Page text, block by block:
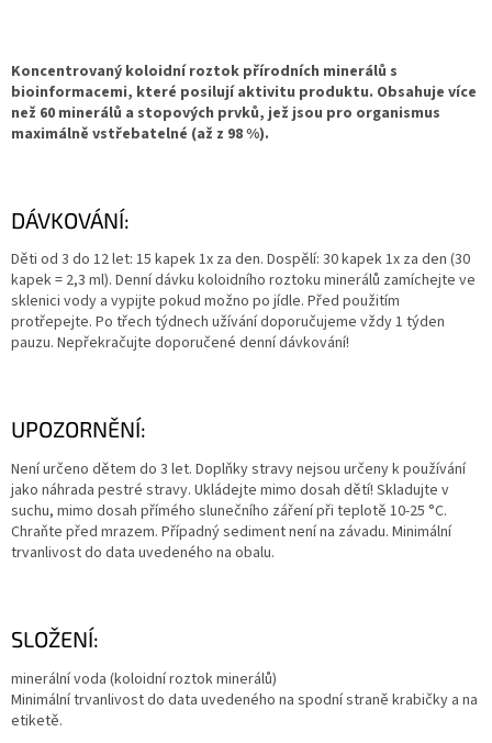
Koncentrovaný koloidní roztok přírodních minerálů s
bioinformacemi, které posilují aktivitu produktu. Obsahuje více
než 60 minerálů a stopových prvků, jež jsou pro organismus
maximálně vstřebatelné (až z 98 %).
DÁVKOVÁNÍ:
Děti od 3 do 12 let: 15 kapek 1x za den. Dospělí: 30 kapek 1x za den (30
kapek = 2,3 ml). Denní dávku koloidního roztoku minerálů zamíchejte ve
sklenici vody a vypijte pokud možno po jídle. Před použitím
protřepejte. Po třech týdnech užívání doporučujeme vždy 1 týden
pauzu. Nepřekračujte doporučené denní dávkování!
UPOZORNĚNÍ:
Není určeno dětem do 3 let. Doplňky stravy nejsou určeny k používání
jako náhrada pestré stravy. Ukládejte mimo dosah dětí! Skladujte v
suchu, mimo dosah přímého slunečního záření při teplotě 10-25 °C.
Chraňte před mrazem. Případný sediment není na závadu. Minimální
trvanlivost do data uvedeného na obalu.
SLOŽENÍ:
minerální voda (koloidní roztok minerálů)
Minimální trvanlivost do data uvedeného na spodní straně krabičky a na
etiketě.